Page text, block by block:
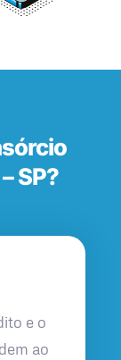
SP?
e o
ao